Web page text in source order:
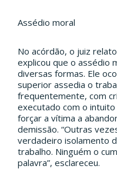
Assédio moral
No acórdão, o juiz
explicou que o assédio
diversas formas. Ele
superior assedia o
frequentemente, com
executado com o
forçar a vítima a
demissão. “Outras
verdadeiro isolamento
trabalho. Ninguém o
palavra”, esclareceu.